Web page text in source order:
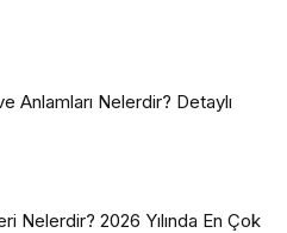
Anlamları Nelerdir? Detaylı
Nelerdir? 2026 Yılında En Çok